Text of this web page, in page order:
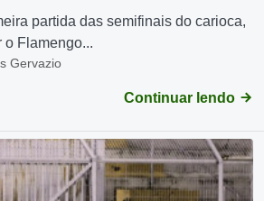
partida das semifinais do carioca,
o Flamengo...
Gervazio
Continuar lendo